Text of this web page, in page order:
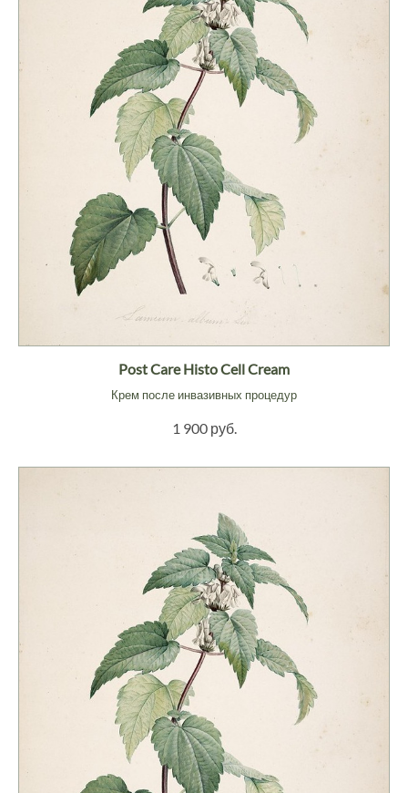
Post Care Histo Cell Cream
Крем после инвазивных процедур
1 900 руб.